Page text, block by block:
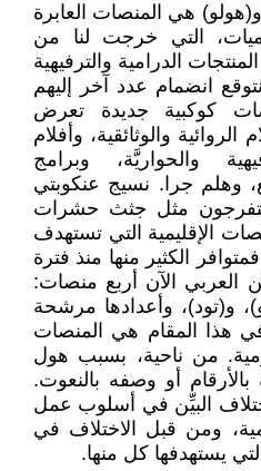
هي المنصات العابرة
التي خرجت لنا من
الدرامية والترفيهية
انضمام عدد آخر إليهم
كوكبية جديدة تعرض
الروائية والوثائقية، وأفلام
والحواريَّة، وبرامج
وهلم جرا. نسيج عنكوبتي
مثل جثث حشرات
الإقليمية التي تستهدف
الكثير منها منذ فترة
العربي الآن أربع منصات:
و(تود)، وأعدادها مرشحة
في هذا المقام هي المنصات
من ناحية، بسبب هول
أو وصفه بالنعوت.
البيِّن في أسلوب عمل
ومن قبل الاختلاف في
يستهدفها كل منها.